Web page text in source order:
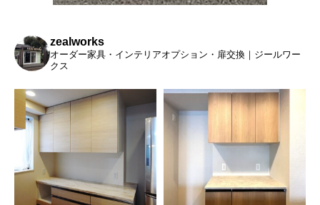
zealworks
オーダー家具・インテリアオプション・扉交換｜ジールワー
クス